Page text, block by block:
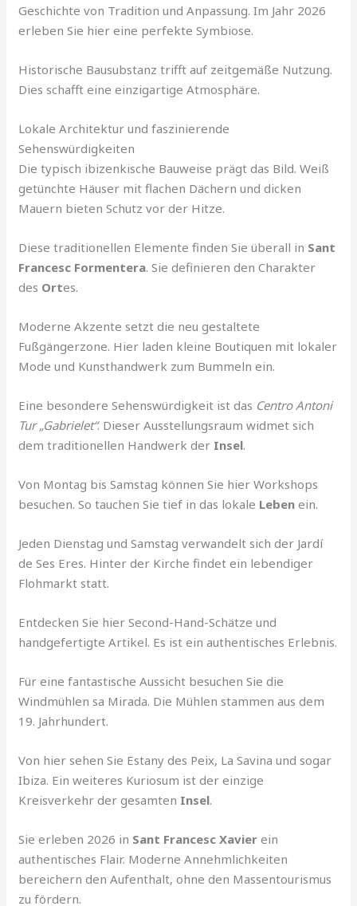
Geschichte von Tradition und Anpassung. Im Jahr 2026
erleben Sie hier eine perfekte Symbiose.
Historische Bausubstanz trifft auf zeitgemäße Nutzung.
Dies schafft eine einzigartige Atmosphäre.
Lokale Architektur und faszinierende
Sehenswürdigkeiten
Die typisch ibizenkische Bauweise prägt das Bild. Weiß
getünchte Häuser mit flachen Dächern und dicken
Mauern bieten Schutz vor der Hitze.
Diese traditionellen Elemente finden Sie überall in Sant
Francesc Formentera. Sie definieren den Charakter
des Ortes.
Moderne Akzente setzt die neu gestaltete
Fußgängerzone. Hier laden kleine Boutiquen mit lokaler
Mode und Kunsthandwerk zum Bummeln ein.
Eine besondere Sehenswürdigkeit ist das Centro Antoni
Tur „Gabrielet“. Dieser Ausstellungsraum widmet sich
dem traditionellen Handwerk der Insel.
Von Montag bis Samstag können Sie hier Workshops
besuchen. So tauchen Sie tief in das lokale Leben ein.
Jeden Dienstag und Samstag verwandelt sich der Jardí
de Ses Eres. Hinter der Kirche findet ein lebendiger
Flohmarkt statt.
Entdecken Sie hier Second-Hand-Schätze und
handgefertigte Artikel. Es ist ein authentisches Erlebnis.
Für eine fantastische Aussicht besuchen Sie die
Windmühlen sa Mirada. Die Mühlen stammen aus dem
19. Jahrhundert.
Von hier sehen Sie Estany des Peix, La Savina und sogar
Ibiza. Ein weiteres Kuriosum ist der einzige
Kreisverkehr der gesamten Insel.
Sie erleben 2026 in Sant Francesc Xavier ein
authentisches Flair. Moderne Annehmlichkeiten
bereichern den Aufenthalt, ohne den Massentourismus
zu fördern.